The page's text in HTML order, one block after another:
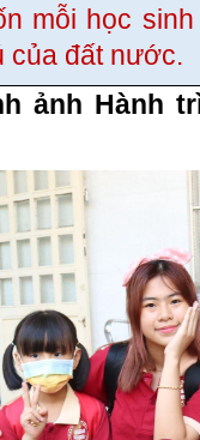
mỗi học
của đất nước.
ảnh Hành